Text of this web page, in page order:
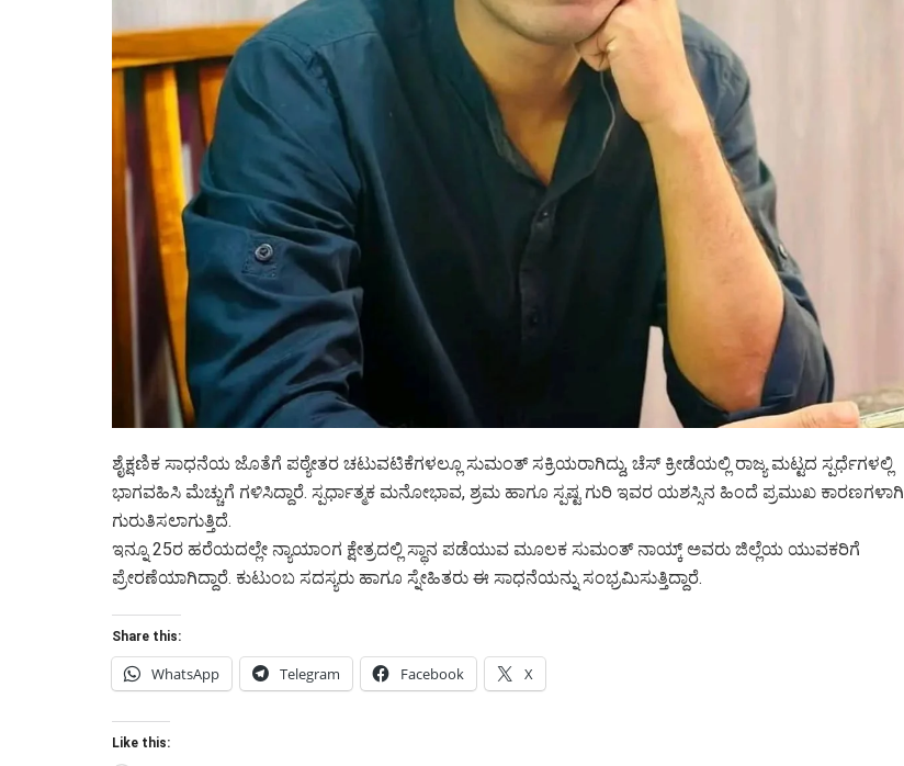
ಶೈಕ್ಷಣಿಕ ಸಾಧನೆಯ ಜೊತೆಗೆ ಪಠ್ಯೇತರ ಚಟುವಟಿಕೆಗಳಲ್ಲೂ ಸುಮಂತ್ ಸಕ್ರಿಯರಾಗಿದ್ದು, ಚೆಸ್ ಕ್ರೀಡೆಯಲ್ಲಿ ರಾಜ್ಯ ಮಟ್ಟದ ಸ್ಪರ್ಧೆಗಳಲ್ಲಿ
ಭಾಗವಹಿಸಿ ಮೆಚ್ಚುಗೆ ಗಳಿಸಿದ್ದಾರೆ. ಸ್ಪರ್ಧಾತ್ಮಕ ಮನೋಭಾವ, ಶ್ರಮ ಹಾಗೂ ಸ್ಪಷ್ಟ ಗುರಿ ಇವರ ಯಶಸ್ಸಿನ ಹಿಂದೆ ಪ್ರಮುಖ ಕಾರಣಗಳಾಗಿ
ಗುರುತಿಸಲಾಗುತ್ತಿದೆ.
ಇನ್ನೂ 25ರ ಹರೆಯದಲ್ಲೇ ನ್ಯಾಯಾಂಗ ಕ್ಷೇತ್ರದಲ್ಲಿ ಸ್ಥಾನ ಪಡೆಯುವ ಮೂಲಕ ಸುಮಂತ್ ನಾಯ್ಕ್ ಅವರು ಜಿಲ್ಲೆಯ ಯುವಕರಿಗೆ
ಪ್ರೇರಣೆಯಾಗಿದ್ದಾರೆ. ಕುಟುಂಬ ಸದಸ್ಯರು ಹಾಗೂ ಸ್ನೇಹಿತರು ಈ ಸಾಧನೆಯನ್ನು ಸಂಭ್ರಮಿಸುತ್ತಿದ್ದಾರೆ.
Share this:
WhatsApp Telegram Facebook X
Like this: